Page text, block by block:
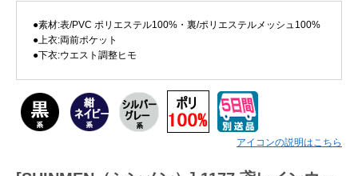
ログアウト
●素材:表/PVC ポリエステル100%・裏/ポリエステルメッシュ100%
●上衣:両前ポケット
●下衣:ウエスト調整ヒモ
アイコンの説明はこちら